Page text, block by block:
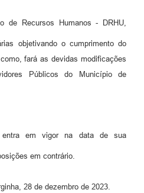
de Recursos Humanos - DRHU,
objetivando o cumprimento do
fará as devidas modificações
Públicos do Município de
em vigor na data de sua
em contrário.
28 de dezembro de 2023.